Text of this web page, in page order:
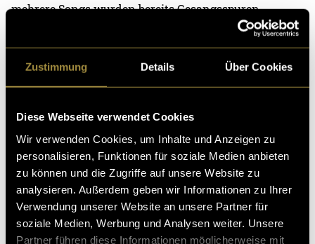
Zustimmung Details Über Cookies
Diese Webseite verwendet Cookies
Wir verwenden Cookies, um Inhalte und Anzeigen zu
personalisieren, Funktionen für soziale Medien anbieten
zu können und die Zugriffe auf unsere Website zu
analysieren. Außerdem geben wir Informationen zu Ihrer
Verwendung unserer Website an unsere Partner für
soziale Medien, Werbung und Analysen weiter. Unsere
Partner führen diese Informationen möglicherweise mit
mehrere Songs wurden bereits Gesangsspuren
aufgenommen und erste Versionen der Tracks erstellt.
zusammenarbeitet und eigene Veröffentlichungen
vorbereitet, wurde entschieden, die gemeinsamen
Songs vorerst nicht zu veröffentlichen. Aus diesem
Grund erscheinen die meisten Stücke aktuell als
entsprechend angepasst, sodass die Beats auch ohne
Gesang eigenständig funktionieren. Lediglich ein
Track enthält gesprochene beziehungsweise vokale
Elemente von mir selbst.
Für das Cover entstand ein kleines Fotoshooting mit